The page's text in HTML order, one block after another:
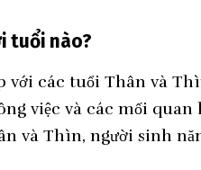
tuổi nào?
với các tuổi Thân và
việc và các mối quan
và Thìn, người sinh